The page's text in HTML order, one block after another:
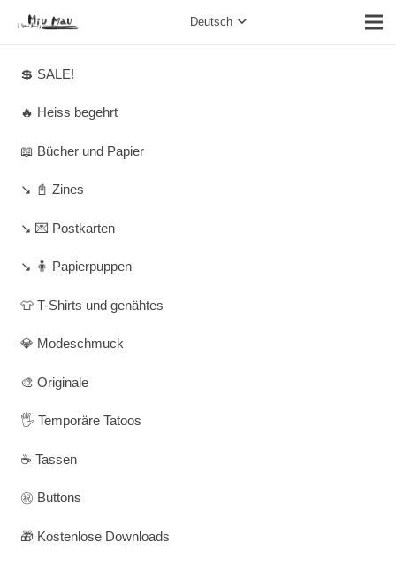
Deutsch
💲 SALE!
🔥 Heiss begehrt
📖 Bücher und Papier
↘️ 📓 Zines
↘️ 💌 Postkarten
↘️ 🧍 Papierpuppen
👕 T-Shirts und genähtes
💎 Modeschmuck
🎨 Originale
🖐️ Temporäre Tatoos
☕ Tassen
㊗️ Buttons
🎁 Kostenlose Downloads